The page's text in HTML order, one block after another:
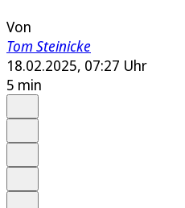
Von
Tom Steinicke
18.02.2025, 07:27 Uhr
5 min